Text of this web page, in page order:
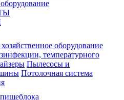
оборудование
температурного
Пылесосы и
Потолочная система